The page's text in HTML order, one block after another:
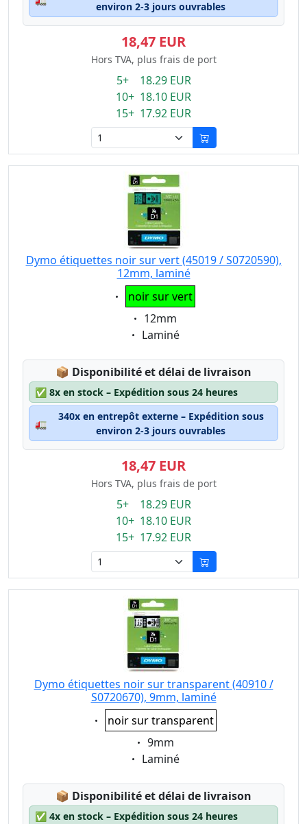
environ 2-3 jours ouvrables
18,47 EUR
Hors TVA, plus frais de port
5+ 18.29 EUR
10+ 18.10 EUR
15+ 17.92 EUR
Dymo étiquettes noir sur vert (45019 / S0720590),
12mm, laminé
Eigenschaft:
noir sur vert
Eigenschaft:
12mm
Eigenschaft:
Laminé
📦 Lagerstatus:
Disponibilité et délai de livraison
✅ 8x en stock – Expédition sous 24 heures
🚛
340x en entrepôt externe – Expédition sous
environ 2-3 jours ouvrables
18,47 EUR
Hors TVA, plus frais de port
5+ 18.29 EUR
10+ 18.10 EUR
15+ 17.92 EUR
Dymo étiquettes noir sur transparent (40910 /
S0720670), 9mm, laminé
Eigenschaft:
noir sur transparent
Eigenschaft:
9mm
Eigenschaft:
Laminé
📦 Lagerstatus:
Disponibilité et délai de livraison
✅ 4x en stock – Expédition sous 24 heures